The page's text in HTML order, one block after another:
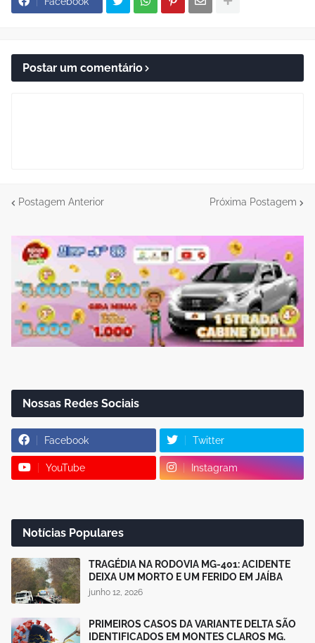
Postar um comentário
Postagem Anterior Próxima Postagem
Nossas Redes Sociais
Facebook Twitter
YouTube Instagram
Notícias Populares
TRAGÉDIA NA RODOVIA MG-401: ACIDENTE
DEIXA UM MORTO E UM FERIDO EM JAÍBA
junho 12, 2026
PRIMEIROS CASOS DA VARIANTE DELTA SÃO
IDENTIFICADOS EM MONTES CLAROS MG.